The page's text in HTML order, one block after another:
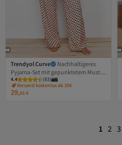
Trendyol Curve
Nachhaltigeres
Pyjama-Set mit gepunktetem Muster
und zweireihigem Kragen aus
gewebtem Stoff TBBAW24AI00027
4.4 (83)
Versand kostenlos ab 35€
29,91€
1 2 3